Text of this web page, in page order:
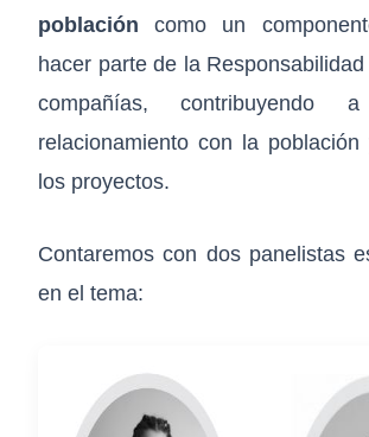
poblacióncomo un
hacer parte de la
compañías,
relacionamiento con la
los proyectos.
Contaremos con dos panelistas
en el tema: